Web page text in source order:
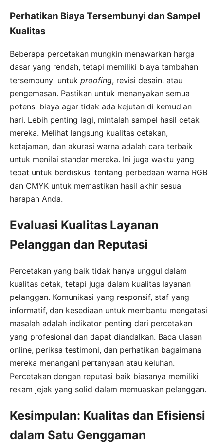
Perhatikan Biaya Tersembunyi dan Sampel
Kualitas
Beberapa percetakan mungkin menawarkan harga
dasar yang rendah, tetapi memiliki biaya tambahan
tersembunyi untuk proofing, revisi desain, atau
pengemasan. Pastikan untuk menanyakan semua
potensi biaya agar tidak ada kejutan di kemudian
hari. Lebih penting lagi, mintalah sampel hasil cetak
mereka. Melihat langsung kualitas cetakan,
ketajaman, dan akurasi warna adalah cara terbaik
untuk menilai standar mereka. Ini juga waktu yang
tepat untuk berdiskusi tentang perbedaan warna RGB
dan CMYK untuk memastikan hasil akhir sesuai
harapan Anda.
Evaluasi Kualitas Layanan
Pelanggan dan Reputasi
Percetakan yang baik tidak hanya unggul dalam
kualitas cetak, tetapi juga dalam kualitas layanan
pelanggan. Komunikasi yang responsif, staf yang
informatif, dan kesediaan untuk membantu mengatasi
masalah adalah indikator penting dari percetakan
yang profesional dan dapat diandalkan. Baca ulasan
online, periksa testimoni, dan perhatikan bagaimana
mereka menangani pertanyaan atau keluhan.
Percetakan dengan reputasi baik biasanya memiliki
rekam jejak yang solid dalam memuaskan pelanggan.
Kesimpulan: Kualitas dan Efisiensi
dalam Satu Genggaman